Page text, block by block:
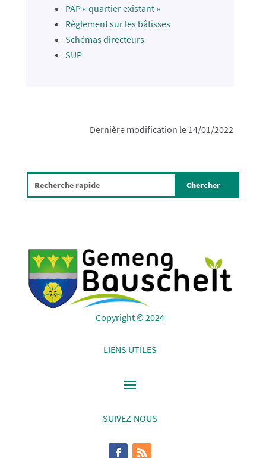
PAP « quartier existant »
Règlement sur les bâtisses
Schémas directeurs
SUP
Dernière modification le 14/01/2022
Copyright © 2024
LIENS UTILES
SUIVEZ-NOUS